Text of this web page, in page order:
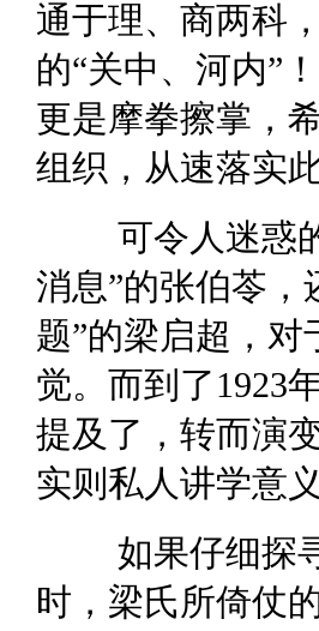
通于理、商两科
的“关中、河内”
更是摩拳擦掌，
组织，从速落实此
可令人迷惑
消息”的张伯苓，
题”的梁启超，
觉。而到了1923
提及了，转而演
实则私人讲学意
如果仔细探
时，梁氏所倚仗